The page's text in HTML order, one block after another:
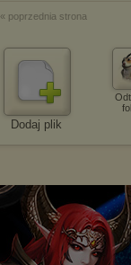
« poprzednia strona
Dodaj plik